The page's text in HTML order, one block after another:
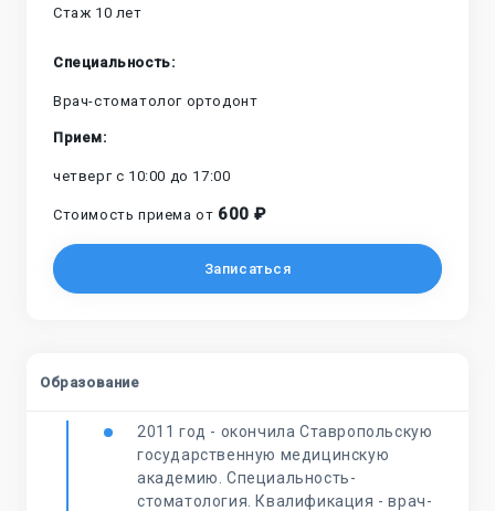
Стаж 10 лет
Cпециальность:
Врач-стоматолог ортодонт
Прием:
четверг с 10:00 до 17:00
Стоимость приема от 600 ₽
Записаться
Образование
2011 год - окончила Ставропольскую
государственную медицинскую
академию. Специальность-
стоматология. Квалификация - врач-